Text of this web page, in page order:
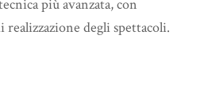
più avanzata, con
degli spettacoli.